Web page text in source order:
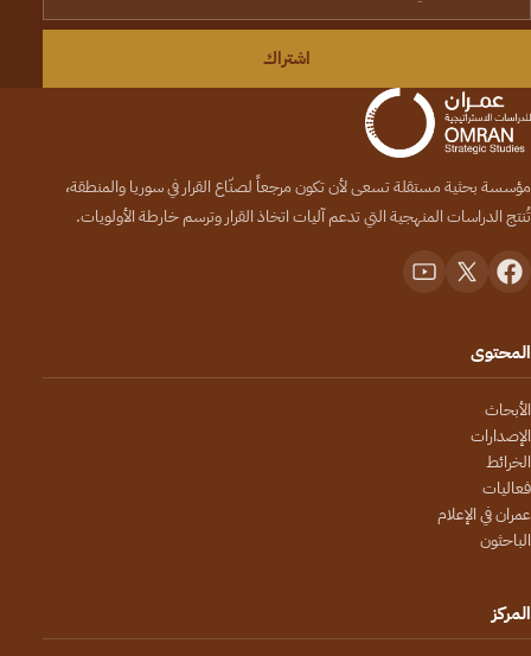
اشتراك
مؤسسة بحثية مستقلة تسعى لأن تكون مرجعاً لصنّاع القرار في سوريا والمنطقة،
تُنتج الدراسات المنهجية التي تدعم آليات اتخاذ القرار وترسم خارطة الأولويات.
المحتوى
الأبحاث
الإصدارات
الخرائط
فعاليات
عمران في الإعلام
الباحثون
المركز